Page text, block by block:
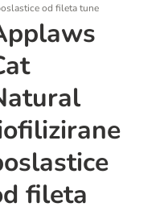
od fileta tune
fileta